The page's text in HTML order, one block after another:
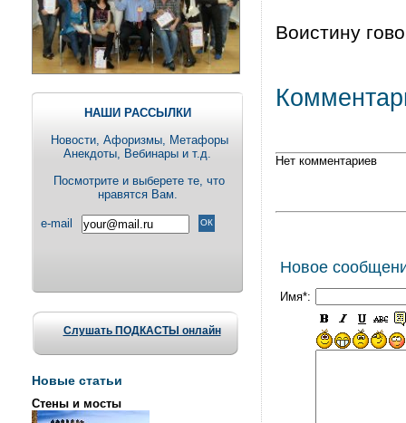
НАШИ РАССЫЛКИ
Новости, Aфоризмы, Метафоры
Анекдоты, Вебинары и т.д.
Посмотрите и выберете те, что
нравятся Вам.
e-mail
Слушать ПОДКАСТЫ онлайн
Новые статьи
Стены и мосты
Воистину
Нет комментариев
Новое
Имя*: